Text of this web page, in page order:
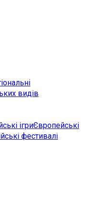
видів
ігриЄвропейські
фестивалі